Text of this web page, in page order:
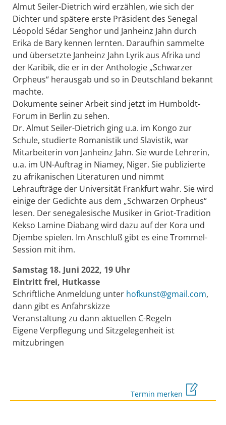
Almut Seiler-Dietrich wird erzählen, wie sich der
Dichter und spätere erste Präsident des Senegal
Léopold Sédar Senghor und Janheinz Jahn durch
Erika de Bary kennen lernten. Daraufhin sammelte
und übersetzte Janheinz Jahn Lyrik aus Afrika und
der Karibik, die er in der Anthologie „Schwarzer
Orpheus“ herausgab und so in Deutschland bekannt
machte.
Dokumente seiner Arbeit sind jetzt im Humboldt-
Forum in Berlin zu sehen.
Dr. Almut Seiler-Dietrich ging u.a. im Kongo zur
Schule, studierte Romanistik und Slavistik, war
Mitarbeiterin von Janheinz Jahn. Sie wurde Lehrerin,
u.a. im UN-Auftrag in Niamey, Niger. Sie publizierte
zu afrikanischen Literaturen und nimmt
Lehraufträge der Universität Frankfurt wahr. Sie wird
einige der Gedichte aus dem „Schwarzen Orpheus“
lesen. Der senegalesische Musiker in Griot-Tradition
Kekso Lamine Diabang wird dazu auf der Kora und
Djembe spielen. Im Anschluß gibt es eine Trommel-
Session mit ihm.
Samstag 18. Juni 2022, 19 Uhr
Eintritt frei, Hutkasse
Schriftliche Anmeldung unter hofkunst@gmail.com,
dann gibt es Anfahrskizze
Veranstaltung zu dann aktuellen C-Regeln
Eigene Verpflegung und Sitzgelegenheit ist
mitzubringen
Termin merken